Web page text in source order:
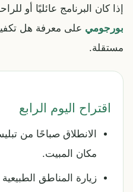
إذا كان البرنامج عائليًا أو
بورجومي على معرفة هل
مستقلة.
اقتراح اليوم الرابع
الانطلاق صباحًا من
مكان المبيت.
زيارة المناطق